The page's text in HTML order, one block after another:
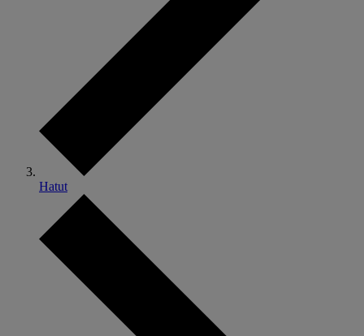
Hatut